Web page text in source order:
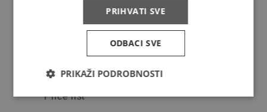
Privacy policy
Services
Price list
PRIHVATI SVE
ODBACI SVE
PRIKAŽI PODROBNOSTI